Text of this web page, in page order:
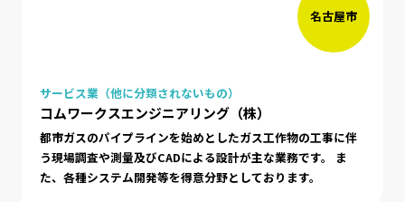
名古屋市
サービス業（他に分類されないもの）
コムワークスエンジニアリング（株）
都市ガスのパイプラインを始めとしたガス工作物の工事に伴
う現場調査や測量及びCADによる設計が主な業務です。 ま
た、各種システム開発等を得意分野としております。